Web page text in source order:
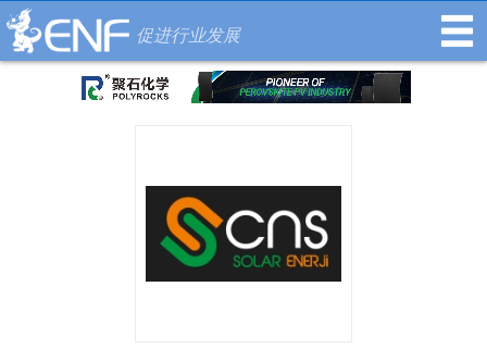
促进行业发展